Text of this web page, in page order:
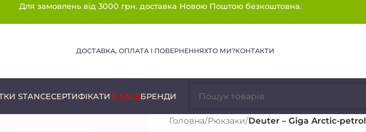
Для замовлень від 3000 грн. доставка Новою Поштою безкоштовна.
ДОСТАВКА, ОПЛАТА І ПОВЕРНЕННЯХТО МИ?КОНТАКТИ
STANCEСЕРТИФІКАТИ% SALEБРЕНДИ
Головна/Рюкзаки/Deuter – Giga Arctic-petrol